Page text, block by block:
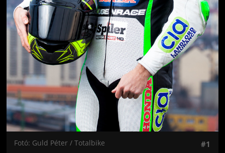
Fotó: Guld Péter / Totalbike #1